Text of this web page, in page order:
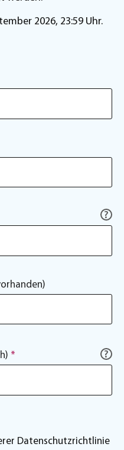
2026, 23:59 Uhr.
?
* ?
Datenschutzrichtlinie